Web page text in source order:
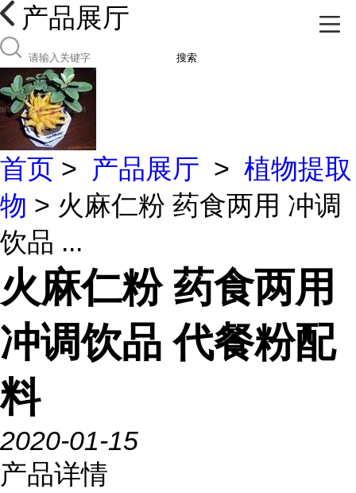
产品展厅
搜索
首页 > 产品展厅 > 植物提取
物 > 火麻仁粉 药食两用 冲调
饮品 ...
火麻仁粉 药食两用
冲调饮品 代餐粉配
料
2020-01-15
产品详情